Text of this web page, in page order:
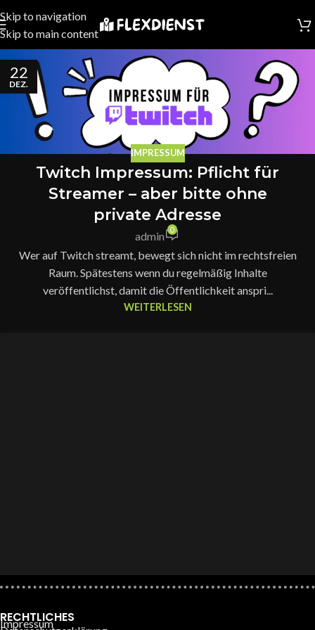
Skip to navigation
Skip to main content
22
DEZ.
IMPRESSUM
Twitch Impressum: Pflicht für
Streamer – aber bitte ohne
private Adresse
admin 0
Wer auf Twitch streamt, bewegt sich nicht im rechtsfreien
Raum. Spätestens wenn du regelmäßig Inhalte
veröffentlichst, damit die Öffentlichkeit anspri...
WEITERLESEN
RECHTLICHES
Impressum